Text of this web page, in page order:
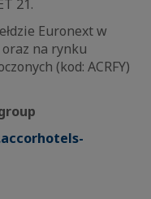
21.
Euronext w
oraz na rynku
(kod: ACRFY)